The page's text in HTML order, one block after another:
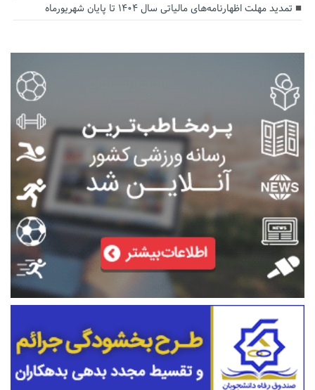
تمدید مهلت اظهارنامه‌های مالیاتی سال ۱۴۰۴ تا پایان شهریورماه